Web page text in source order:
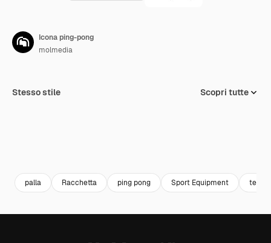
Icona ping-pong
molmedia
Stesso stile Scopri tutte
palla Racchetta ping pong Sport Equipment